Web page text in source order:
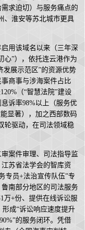
求迫切）与服务痛点的
、淮安等苏北城市更具
用该域名以来（三年深
心”），依托连云港作为
发展示范区”的资源优势
商事与涉海案件占比
（“智慧法院”建设
诉率98%以上（服务优
显著），加之西部数码
轮驱动，在司法领域稳
案件审理、司法指导监
苏省法学会的智库资
专员+法治宣传队伍”专
南部分地区的司法服务
万+份、提供在线诉讼服
成“诉讼响应速度提升
的服务闭环。凭借